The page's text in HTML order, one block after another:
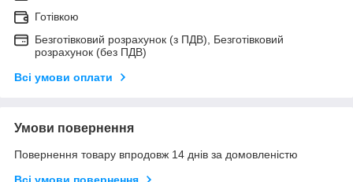
Готівкою
Безготівковий розрахунок (з ПДВ), Безготівковий
розрахунок (без ПДВ)
Всі умови оплати
Умови повернення
Повернення товару впродовж 14 днів за домовленістю